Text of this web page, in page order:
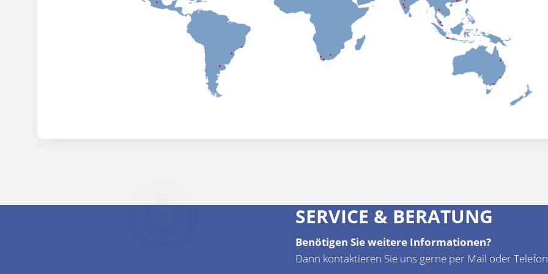
SERVICE & BERATUNG
Benötigen Sie weitere Informationen?
Dann kontaktieren Sie uns gerne per Mail oder